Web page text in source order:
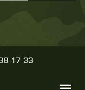
17 33